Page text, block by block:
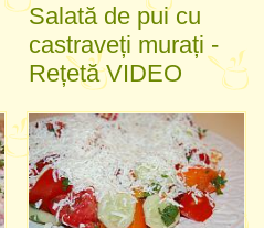
Salată de pui cu
castraveți murați -
Rețetă VIDEO